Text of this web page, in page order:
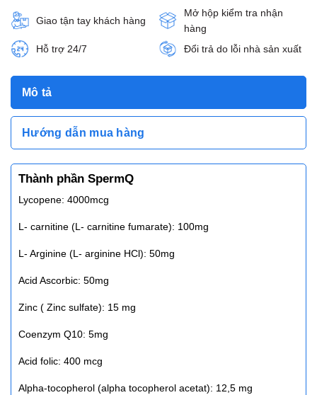
Giao tận tay khách hàng
Mở hộp kiểm tra nhận
hàng
Hỗ trợ 24/7
Đổi trả do lỗi nhà sản xuất
Mô tả
Hướng dẫn mua hàng
Thành phần SpermQ
Lycopene: 4000mcg
L- carnitine (L- carnitine fumarate): 100mg
L- Arginine (L- arginine HCl): 50mg
Acid Ascorbic: 50mg
Zinc ( Zinc sulfate): 15 mg
Coenzym Q10: 5mg
Acid folic: 400 mcg
Alpha-tocopherol (alpha tocopherol acetat): 12,5 mg